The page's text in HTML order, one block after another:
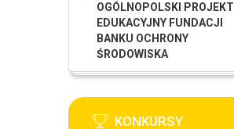
OGÓLNOPOLSKI PROJEKT
EDUKACYJNY FUNDACJI
BANKU OCHRONY
ŚRODOWISKA
KONKURSY